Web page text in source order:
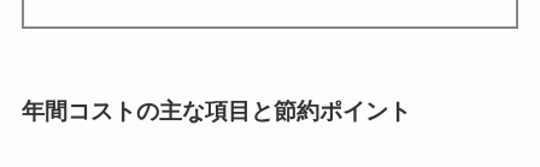
年間コストの主な項目と節約ポイント